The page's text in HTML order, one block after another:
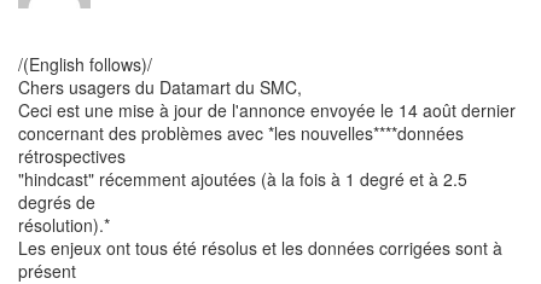
/(English follows)/
Chers usagers du Datamart du SMC,
Ceci est une mise à jour de l'annonce envoyée le 14 août dernier
concernant des problèmes avec *les nouvelles****données
rétrospectives
"hindcast" récemment ajoutées (à la fois à 1 degré et à 2.5
degrés de
résolution).*
Les enjeux ont tous été résolus et les données corrigées sont à
présent